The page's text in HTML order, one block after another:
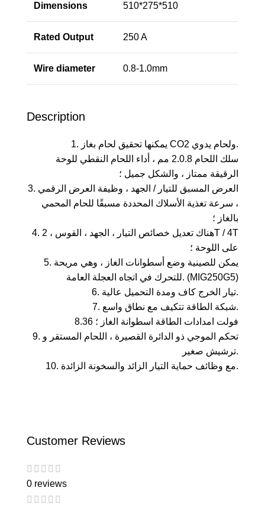
Dimensions 510*275*510
Rated Output 250 A
Wire diameter 0.8-1.0mm
Description
1. يمكنها تحقيق لحام بغاز CO2 ولحام يدوي.
سلك اللحام 2.0.8 مم ، أداء اللحام النقطي للوحة
الرقيقة ممتاز ، والشكل جميل ؛
3. العرض المسبق للتيار / الجهد ، وظيفة العرض الرقمي
، سرعة تغذية الأسلاك المحددة مسبقًا للحام المحمي
بالغاز ؛
4. هناك تعديل خصائص التيار ، الجهد ، القوس ، 2T / 4T
على اللوحة ؛
5. يمكن للصينية وضع أسطوانات الغاز ، وهي مريحة
للتحرك في اتجاه العجلة العامة. (MIG250G5)
6. تيار الخرج كاف ومدة التحميل عالية.
7. شبكة الطاقة تتكيف مع نطاق واسع.
8.36 فولت امدادات الطاقة اسطوانة الغاز ؛
9. تحكم الموجي ذو الدائرة القصيرة ، اللحام المستقر و
ترشيش صغير.
10. مع وظائف حماية التيار الزائد والسخونة الزائدة.
Customer Reviews
0 reviews